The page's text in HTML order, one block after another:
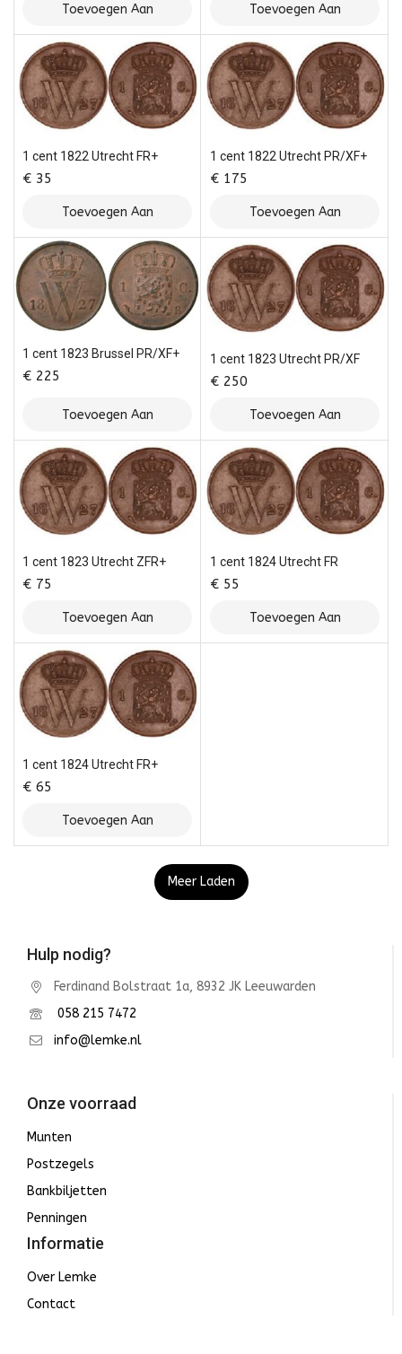
Toevoegen Aan
Winkelwagen
Toevoegen Aan
Winkelwagen
1 cent 1822 Utrecht FR+
€ 35
Toevoegen Aan
Winkelwagen
1 cent 1822 Utrecht PR/XF+
€ 175
Toevoegen Aan
Winkelwagen
1 cent 1823 Brussel PR/XF+
€ 225
Toevoegen Aan
Winkelwagen
1 cent 1823 Utrecht PR/XF
€ 250
Toevoegen Aan
Winkelwagen
1 cent 1823 Utrecht ZFR+
€ 75
Toevoegen Aan
Winkelwagen
1 cent 1824 Utrecht FR
€ 55
Toevoegen Aan
Winkelwagen
1 cent 1824 Utrecht FR+
€ 65
Toevoegen Aan
Winkelwagen
Meer Laden
Hulp nodig?
Ferdinand Bolstraat 1a, 8932 JK Leeuwarden
058 215 7472
info@lemke.nl
Onze voorraad
Munten
Postzegels
Bankbiljetten
Penningen
Informatie
Over Lemke
Contact